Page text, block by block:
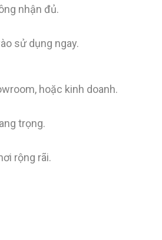
nhận đủ.
sử dụng ngay.
hoặc kinh doanh.
trọng.
rộng rãi.